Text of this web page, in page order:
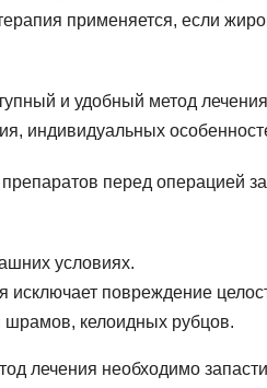
применяется, если
и удобный метод
индивидуальных
перед операцией
условиях.
исключает повреждение
шрамов, келоидных рубцов.
лечения необходимо